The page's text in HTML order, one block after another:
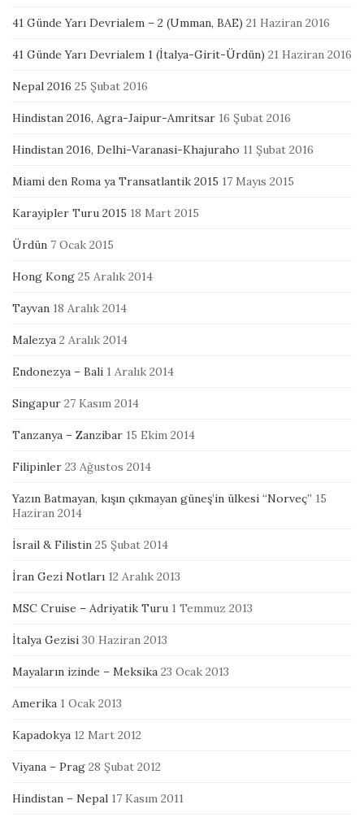
41 Günde Yarı Devrialem – 2 (Umman, BAE) 21 Haziran 2016
41 Günde Yarı Devrialem 1 (İtalya-Girit-Ürdün) 21 Haziran 2016
Nepal 2016 25 Şubat 2016
Hindistan 2016, Agra-Jaipur-Amritsar 16 Şubat 2016
Hindistan 2016, Delhi-Varanasi-Khajuraho 11 Şubat 2016
Miami den Roma ya Transatlantik 2015 17 Mayıs 2015
Karayipler Turu 2015 18 Mart 2015
Ürdün 7 Ocak 2015
Hong Kong 25 Aralık 2014
Tayvan 18 Aralık 2014
Malezya 2 Aralık 2014
Endonezya – Bali 1 Aralık 2014
Singapur 27 Kasım 2014
Tanzanya – Zanzibar 15 Ekim 2014
Filipinler 23 Ağustos 2014
Yazın Batmayan, kışın çıkmayan güneş’in ülkesi “Norveç” 15
Haziran 2014
İsrail & Filistin 25 Şubat 2014
İran Gezi Notları 12 Aralık 2013
MSC Cruise – Adriyatik Turu 1 Temmuz 2013
İtalya Gezisi 30 Haziran 2013
Mayaların izinde – Meksika 23 Ocak 2013
Amerika 1 Ocak 2013
Kapadokya 12 Mart 2012
Viyana – Prag 28 Şubat 2012
Hindistan – Nepal 17 Kasım 2011